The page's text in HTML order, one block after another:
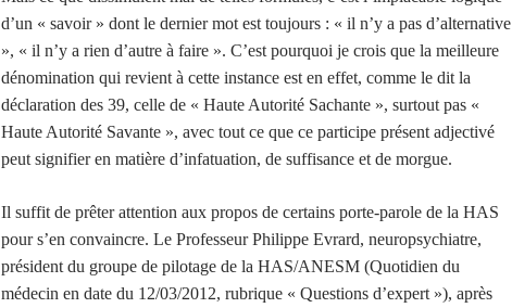
d’un « savoir » dont le dernier mot est toujours : « il n’y a pas d’alternative
», « il n’y a rien d’autre à faire ». C’est pourquoi je crois que la meilleure
dénomination qui revient à cette instance est en effet, comme le dit la
déclaration des 39, celle de « Haute Autorité Sachante », surtout pas «
Haute Autorité Savante », avec tout ce que ce participe présent adjectivé
peut signifier en matière d’infatuation, de suffisance et de morgue.
Il suffit de prêter attention aux propos de certains porte-parole de la HAS
pour s’en convaincre. Le Professeur Philippe Evrard, neuropsychiatre,
président du groupe de pilotage de la HAS/ANESM (Quotidien du
médecin en date du 12/03/2012, rubrique « Questions d’expert »), après